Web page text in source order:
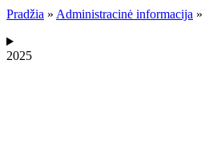
Pradžia » Administracinė informacija »
2025